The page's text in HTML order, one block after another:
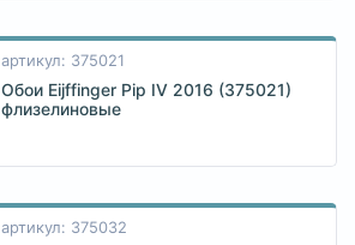
артикул: 375021
Обои Eijffinger Pip IV 2016 (375021)
флизелиновые
артикул: 375032